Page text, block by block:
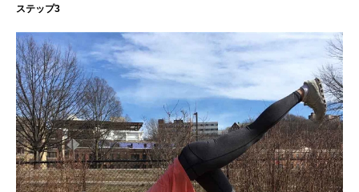
ステップ3